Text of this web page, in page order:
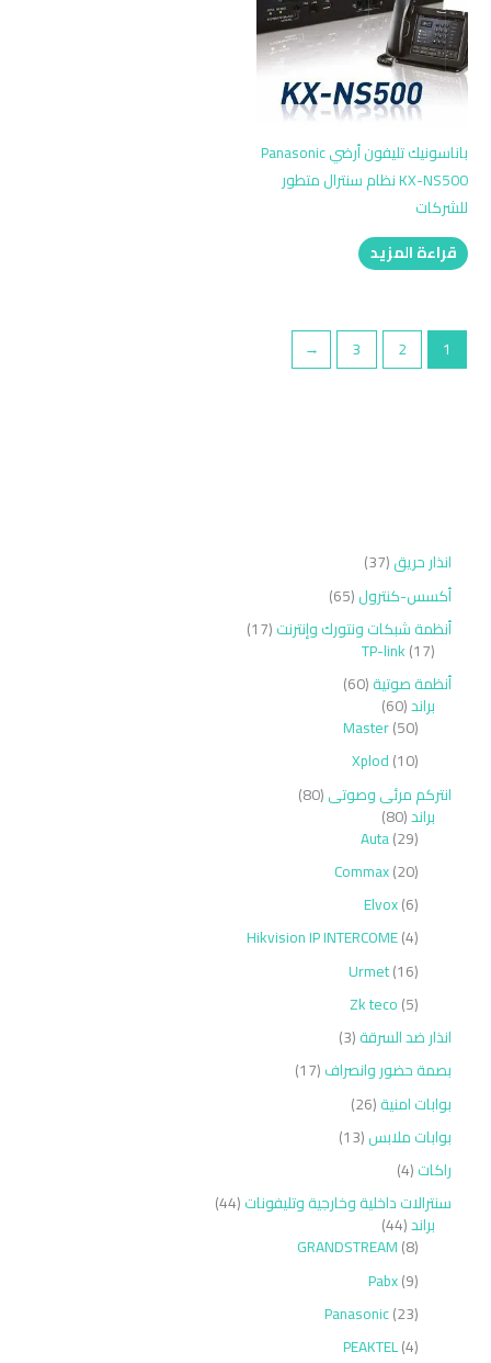
انذار حريق 37
أكسس-كنترول 65
أنظمة شبكات ونتورك وإنترنت 17
TP-link 17
أنظمة صوتية 60
براند 60
Master 50
Xplod 10
انتركم مرئى وصوتى 80
براند 80
Auta 29
Commax 20
Elvox 6
Hikvision IP INTERCOME 4
Urmet 16
Zk teco 5
انذار ضد السرقة 3
بصمة حضور وانصراف 17
بوابات امنية 26
بوابات ملابس 13
راكات 4
سنترالات داخلية وخارجية وتليفونات 44
براند 44
GRANDSTREAM 8
Pabx 9
Panasonic 23
PEAKTEL 4
باناسونيك تليفون أرضي Panasonic
KX-NS500 نظام سنترال متطور
للشركات
قراءة المزيد
1
2
3
←